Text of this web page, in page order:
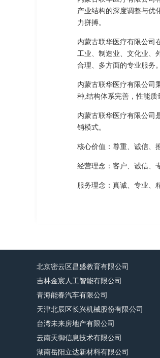
产业结构的深度调整与优
力拼搏。
内蒙古联华医疗有限公司
工业、制造业、文化业、
合理、多方面的专业服务。
内蒙古联华医疗有限公司
种,结构体系完善，性能质
内蒙古联华医疗有限公司
销模式。
核心价值：尊重、诚信、
经营理念：客户、诚信、
服务理念：真诚、专业、
北京密云区昌盛教育有限公司
吉林金宸人工智能有限公司
青海能春汽车有限公司
天津北辰区长兴机械股份有限公司
台湾未来房地产有限公司
云南天御信息技术有限公司
湖南岳阳立达新材料有限公司